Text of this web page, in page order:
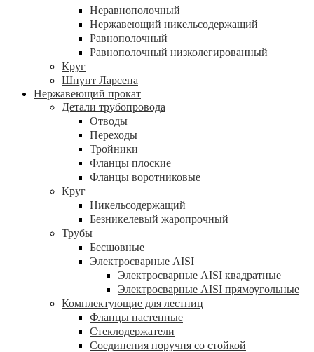
Неравнополочный
Нержавеющий никельсодержащий
Равнополочный
Равнополочный низколегированный
Круг
Шпунт Ларсена
Нержавеющий прокат
Детали трубопровода
Отводы
Переходы
Тройники
Фланцы плоские
Фланцы воротниковые
Круг
Никельсодержащий
Безникелевый жаропрочный
Трубы
Бесшовные
Электросварные AISI
Электросварные AISI квадратные
Электросварные AISI прямоугольные
Комплектующие для лестниц
Фланцы настенные
Стеклодержатели
Соединения поручня со стойкой